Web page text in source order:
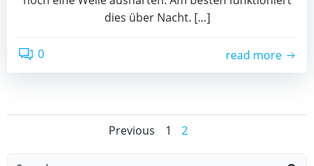
dies über Nacht. […]
0 read more
Posts
Previous
Posts
Page
1 Page
2
Search